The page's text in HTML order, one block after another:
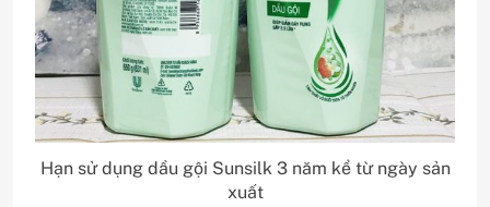
Hạn sử dụng dầu gội Sunsilk 3 năm kể từ ngày sản
xuất